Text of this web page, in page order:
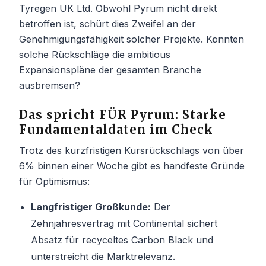
Tyregen UK Ltd. Obwohl Pyrum nicht direkt
betroffen ist, schürt dies Zweifel an der
Genehmigungsfähigkeit solcher Projekte. Könnten
solche Rückschläge die ambitious
Expansionspläne der gesamten Branche
ausbremsen?
Das spricht FÜR Pyrum: Starke
Fundamentaldaten im Check
Trotz des kurzfristigen Kursrückschlags von über
6% binnen einer Woche gibt es handfeste Gründe
für Optimismus:
Langfristiger Großkunde: Der
Zehnjahresvertrag mit Continental sichert
Absatz für recyceltes Carbon Black und
unterstreicht die Marktrelevanz.